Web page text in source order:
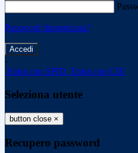
Password dimenticata?
-
Entra con SPID Entra con CIE
Seleziona utente
button close ×
Recupero password